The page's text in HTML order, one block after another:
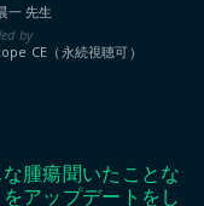
一 先生
CE（永続視聴可）
腫瘍聞いたことな
アップデートをし